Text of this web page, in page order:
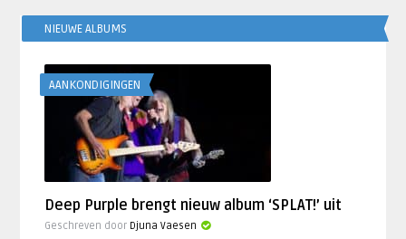
NIEUWE ALBUMS
AANKONDIGINGEN
Deep Purple brengt nieuw album ‘SPLAT!’ uit
Geschreven door Djuna Vaesen